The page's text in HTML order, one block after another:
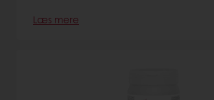
Læs mere